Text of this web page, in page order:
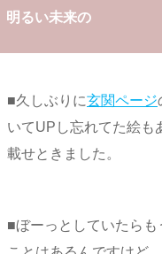
明るい未来の
■久しぶりに玄関ページ
いてUPし忘れてた絵も
載せときました。
■ぼーっとしていたら